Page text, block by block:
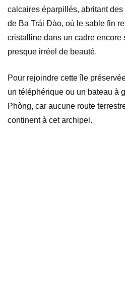
calcaires éparpillés, abritant
de Ba Trái Đào, où le sable fin
cristalline dans un cadre encore
presque irréel de beauté.
Pour rejoindre cette île
un téléphérique ou un bateau à
Phòng, car aucune route
continent à cet archipel.